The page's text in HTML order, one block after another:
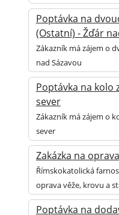
Poptávka na
(Ostatní) - Žďár
Zákazník má zájem o
nad Sázavou
Poptávka na kolo
sever
Zákazník má zájem o
sever
Zakázka na
Římskokatolická
oprava věže, krovu a
Poptávka na